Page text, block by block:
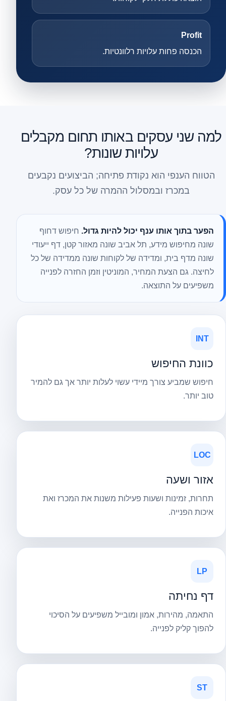
Profit
הכנסה פחות עלויות רלוונטיות.
למה שני עסקים באותו תחום מקבלים
עלויות שונות?
הטווח הענפי הוא נקודת פתיחה; הביצועים נקבעים
במכרז ובמסלול ההמרה של כל עסק.
הפער בתוך אותו ענף יכול להיות גדול. חיפוש דחוף
שונה מחיפוש מידע, תל אביב שונה מאזור קטן, דף ייעודי
שונה מדף בית, ומדידה של לקוחות שונה ממדידה של כל
לחיצה. גם הצעת המחיר, המוניטין וזמן החזרה לפנייה
משפיעים על התוצאה.
INT
כוונת החיפוש
חיפוש שמביע צורך מיידי עשוי לעלות יותר אך גם להמיר
טוב יותר.
LOC
אזור ושעה
תחרות, זמינות ושעות פעילות משנות את המכרז ואת
איכות הפנייה.
LP
דף נחיתה
התאמה, מהירות, אמון ומובייל משפיעים על הסיכוי
להפוך קליק לפנייה.
ST